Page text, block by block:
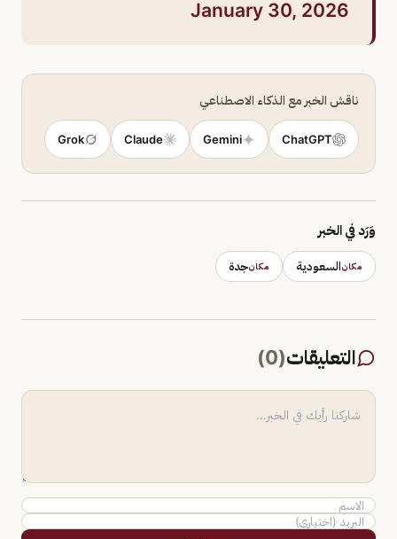
January 30, 2026
ناقش الخبر مع الذكاء الاصطناعي
ChatGPT
Gemini
Claude
Grok
وَرَد في الخبر
مكانالسعودية مكانجدة
التعليقات(
0
)